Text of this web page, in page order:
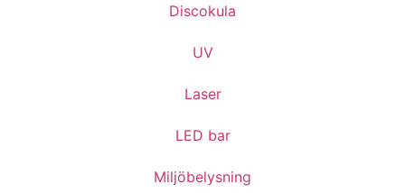
Discokula
UV
Laser
LED bar
Miljöbelysning